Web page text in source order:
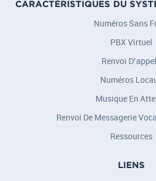
CARACTÉRISTIQUES DU
Numéros Sans
PBX Virtuel
Renvoi
Numéros
Musique En
Renvoi De Messagerie
Ressources
LIENS